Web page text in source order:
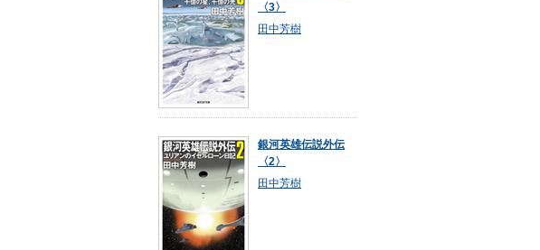
〈3〉
田中芳樹
銀河英雄伝説外伝
〈2〉
田中芳樹